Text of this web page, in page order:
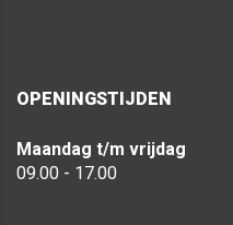
OPENINGSTIJDEN
Maandag t/m vrijdag
09.00 - 17.00